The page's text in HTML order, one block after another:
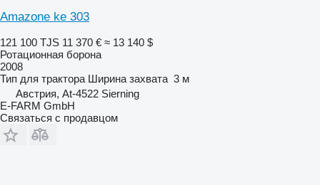
Amazone ke 303
121 100 TJS 11 370 € ≈ 13 140 $
Ротационная борона
2008
Тип для трактора Ширина захвата 3 м
Австрия, At-4522 Sierning
E-FARM GmbH
Связаться с продавцом